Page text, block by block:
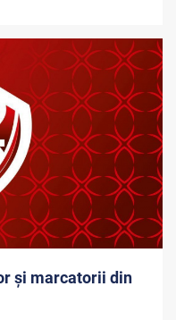
și marcatorii din